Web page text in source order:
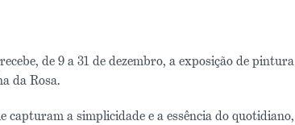
de 9 a 31 de dezembro, a exposição de pintura
da Rosa.
capturam a simplicidade e a essência do quotidiano,